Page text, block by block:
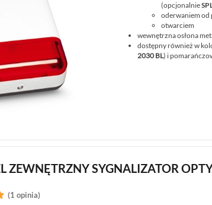
(opcjonalnie
oderwaniem od
otwarciem
wewnętrzna osłona
dostępny również w
2030 BL) i
ZEWNĘTRZNY SYGNALIZATOR
(1 opinia)